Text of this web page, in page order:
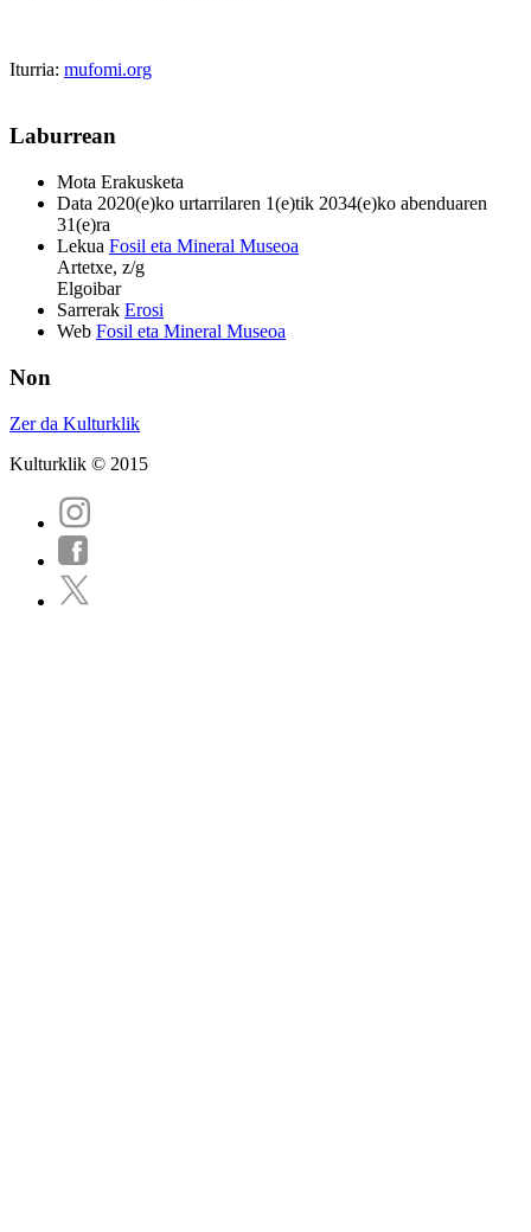
Iturria: mufomi.org
Laburrean
Mota Erakusketa
Data 2020(e)ko urtarrilaren 1(e)tik 2034(e)ko abenduaren
31(e)ra
Lekua Fosil eta Mineral Museoa
Artetxe, z/g
Elgoibar
Sarrerak Erosi
Web Fosil eta Mineral Museoa
Non
Zer da Kulturklik
Kulturklik © 2015